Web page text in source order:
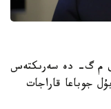
ق م گ- دە سەرىكتەس
جوباعا قاراجات